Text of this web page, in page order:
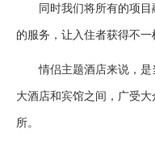
同时我们将所有的项
的服务，让入住者获得不一
情侣主题酒店来说，
大酒店和宾馆之间，广受
所。